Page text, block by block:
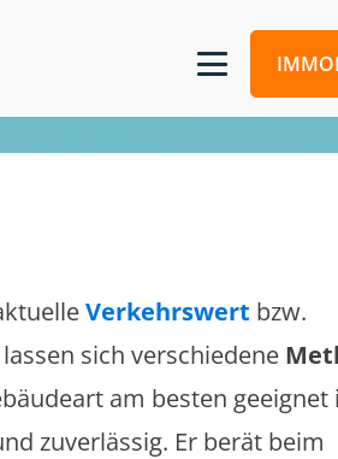
Verkehrswert bzw.
sich verschiedene
am besten geeignet
zuverlässig. Er berät beim